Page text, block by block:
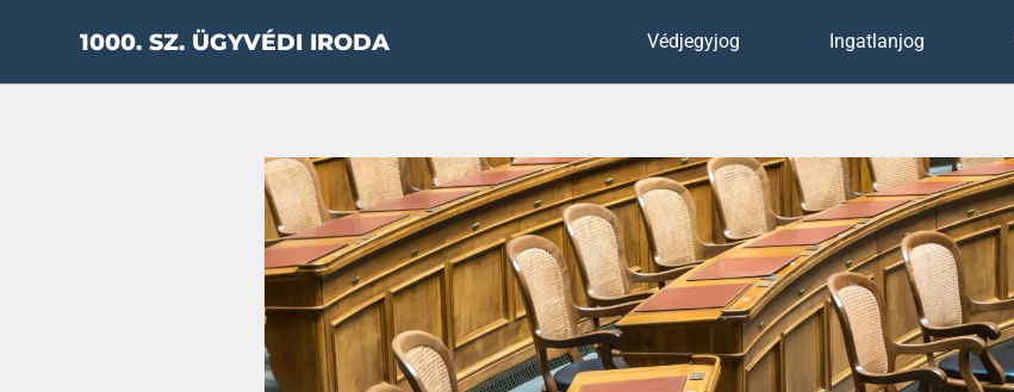
1000. SZ. ÜGYVÉDI IRODA Védjegyjog Ingatlanjog